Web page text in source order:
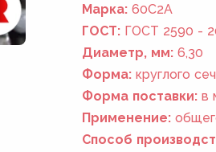
Марка: 60С2А
ГОСТ: ГОСТ 2590 -
Диаметр, мм: 6,30
Форма: круглого
Форма поставки: в
Применение:
Способ